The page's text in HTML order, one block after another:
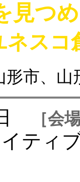
見つ
ネスコ
形市、山
［会
ティ